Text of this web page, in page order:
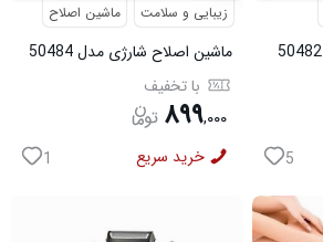
زیبایی و سلامت ماشین اصلاح
ماشین اصلاح شارژی مدل 50484
با تخفیف
۸۹۹,۰۰۰
خرید سریع 1 5